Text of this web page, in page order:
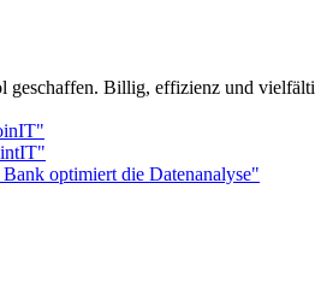
geschaffen. Billig, effizienz und
optimiert die Datenanalyse"